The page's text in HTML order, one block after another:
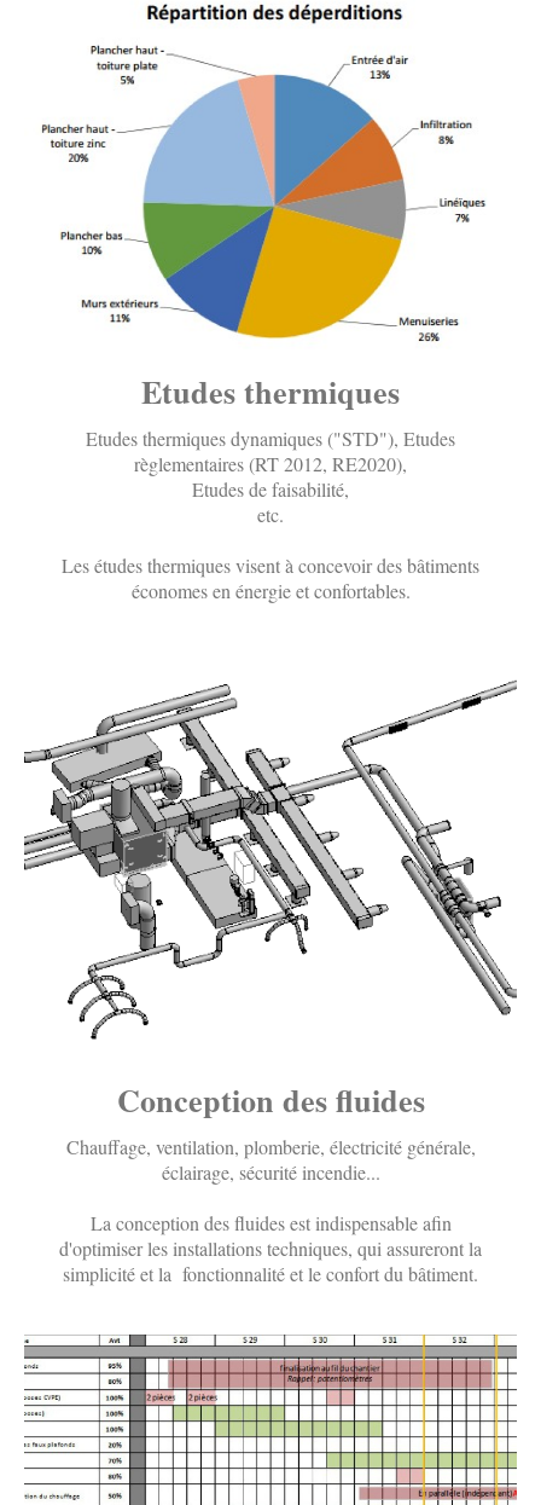
Etudes thermiques
Etudes thermiques dynamiques ("STD"), Etudes
règlementaires (RT 2012, RE2020),
Etudes de faisabilité,
etc.
Les études thermiques visent à concevoir des bâtiments
économes en énergie et confortables.
Conception des fluides
Chauffage, ventilation, plomberie, électricité générale,
éclairage, sécurité incendie...
La conception des fluides est indispensable afin
d'optimiser les installations techniques, qui assureront la
simplicité et la fonctionnalité et le confort du bâtiment.